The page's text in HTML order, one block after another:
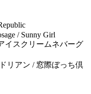
/ Sunny Girl
イスクリームネバーグ
リアン / 窓際ぼっち倶